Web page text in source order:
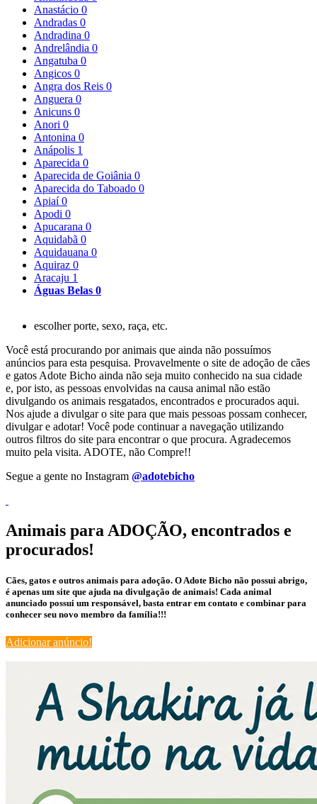
Anastácio 0
Andradas 0
Andradina 0
Andrelândia 0
Angatuba 0
Angicos 0
Angra dos Reis 0
Anguera 0
Anicuns 0
Anori 0
Antonina 0
Anápolis 1
Aparecida 0
Aparecida de Goiânia 0
Aparecida do Taboado 0
Apiaí0
Apodi 0
Apucarana 0
Aquidabã 0
Aquidauana 0
Aquiraz 0
Aracaju 1
Águas Belas 0
escolher porte, sexo, raça, etc.
Você está procurando por animais que ainda não possuímos
anúncios para esta pesquisa. Provavelmente o site de adoção de cães
e gatos Adote Bicho ainda não seja muito conhecido na sua cidade
e, por isto, as pessoas envolvidas na causa animal não estão
divulgando os animais resgatados, encontrados e procurados aqui.
Nos ajude a divulgar o site para que mais pessoas possam conhecer,
divulgar e adotar! Você pode continuar a navegação utilizando
outros filtros do site para encontrar o que procura. Agradecemos
muito pela visita. ADOTE, não Compre!!
Segue a gente no Instagram @adotebicho
Animais para ADOÇÃO, encontrados e
procurados!
Cães, gatos e outros animais para adoção. O Adote Bicho não possui abrigo,
é apenas um site que ajuda na divulgação de animais! Cada animal
anunciado possui um responsável, basta entrar em contato e combinar para
conhecer seu novo membro da família!!!
Adicionar anúncio!